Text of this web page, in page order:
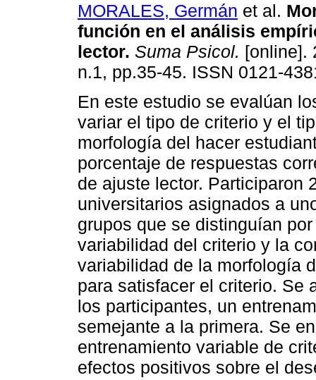
MORALES, Germán et al.
función en el análisis
lector. Suma Psicol. [online].
n.1, pp.35-45. ISSN 0121-
En este estudio se evalúan
variar el tipo de criterio y el
morfología del hacer
porcentaje de respuestas
de ajuste lector. Participaron
universitarios asignados a
grupos que se distinguían
variabilidad del criterio y la
variabilidad de la morfología
para satisfacer el criterio. Se
los participantes, un
semejante a la primera. Se
entrenamiento variable de
efectos positivos sobre el